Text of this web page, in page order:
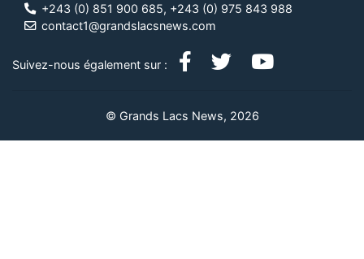
+243 (0) 851 900 685, +243 (0) 975 843 988
contact1@grandslacsnews.com
Suivez-nous également sur :
© Grands Lacs News, 2026